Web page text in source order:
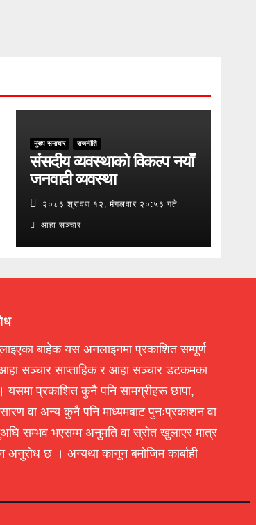
मुख्य समाचार राजनीति
संसदीय व्यवस्थाको विकल्प नयाँ
जनवादी व्यवस्था
२०८३ श्रावण १२, मंगलवार २०:५३ गते
आहा सञ्चार
बाहेक यस अनलाइनमा प्रकाशित सम्पूर्ण
सञ्चार साप्ताहिक र आहा सञ्चार डटकमका
यसमा प्रकाशित कुनै पनि सामग्रीहरू छापा,
वा अन्य कुनै पनि माध्यमबाट पुनःप्रकाशन वा
सम्भव भएसम्म अनुमति वा स्रोत खुलाएर मात्र
अनुरोध छ । अन्यथा कानून बमोजिम कार्बाही